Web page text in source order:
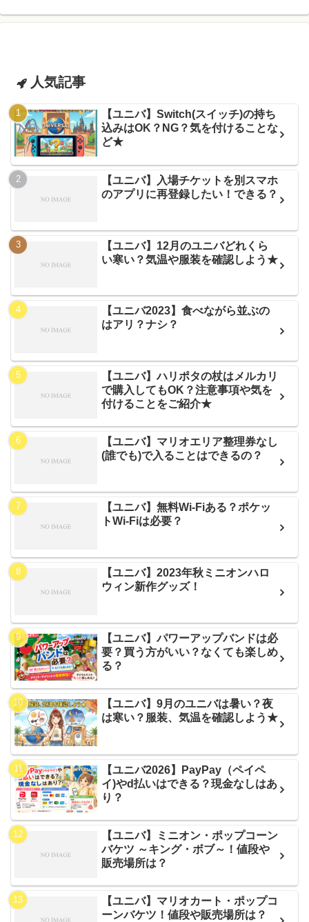
人気記事
【ユニバ】Switch(スイッチ)の持ち
込みはOK？NG？気を付けることな
ど★
【ユニバ】入場チケットを別スマホ
のアプリに再登録したい！できる？
【ユニバ】12月のユニバどれくら
い寒い？気温や服装を確認しよう★
【ユニバ2023】食べながら並ぶの
はアリ？ナシ？
【ユニバ】ハリポタの杖はメルカリ
で購入してもOK？注意事項や気を
付けることをご紹介★
【ユニバ】マリオエリア整理券なし
(誰でも)で入ることはできるの？
【ユニバ】無料Wi-Fiある？ポケッ
トWi-Fiは必要？
【ユニバ】2023年秋ミニオンハロ
ウィン新作グッズ！
【ユニバ】パワーアップバンドは必
要？買う方がいい？なくても楽しめ
る？
【ユニバ】9月のユニバは暑い？夜
は寒い？服装、気温を確認しよう★
【ユニバ2026】PayPay（ペイペ
イ)やd払いはできる？現金なしはあ
り？
【ユニバ】ミニオン・ポップコーン
バケツ ～キング・ボブ～！値段や
販売場所は？
【ユニバ】マリオカート・ポップコ
ーンバケツ！値段や販売場所は？